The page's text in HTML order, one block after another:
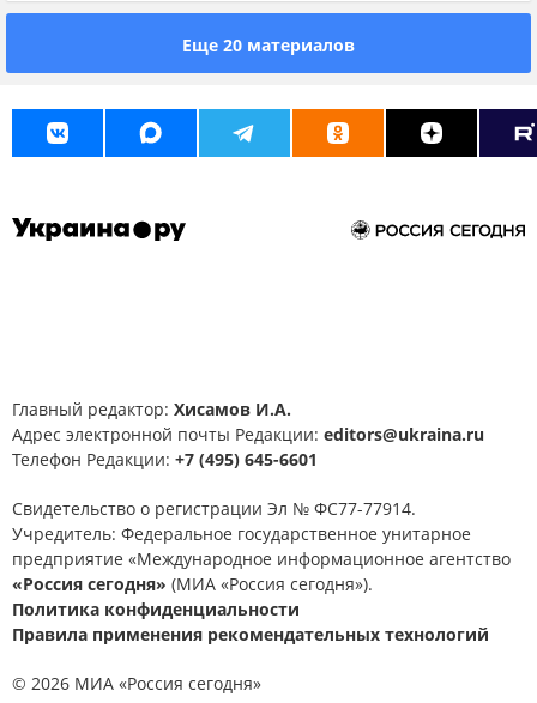
Кость Бондаренко G20 Михаил Погребинский
Владимир Путин Джо Байден
Еще 20 материалов
Главный редактор: Хисамов И.А.
Адрес электронной почты Редакции: editors@ukraina.ru
Телефон Редакции: +7 (495) 645-6601
Свидетельство о регистрации Эл № ФС77-77914.
Учредитель: Федеральное государственное унитарное
предприятие «Международное информационное агентство
«Россия сегодня» (МИА «Россия сегодня»).
Политика конфиденциальности
Правила применения рекомендательных технологий
© 2026 МИА «Россия сегодня»